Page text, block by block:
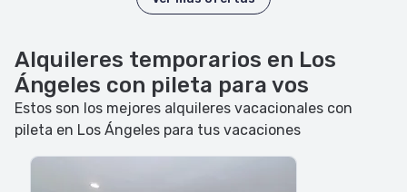
Alquileres temporarios en Los
Ángeles con pileta para vos
Estos son los mejores alquileres vacacionales con
pileta en Los Ángeles para tus vacaciones